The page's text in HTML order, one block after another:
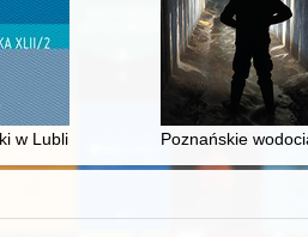
profesjonalnego i ludowego
do obozowej rzeczywistości na
w Lublinie w XIX wieku = Care
Poznańskie